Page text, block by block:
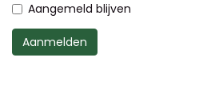
Aangemeld blijven
Aanmelden